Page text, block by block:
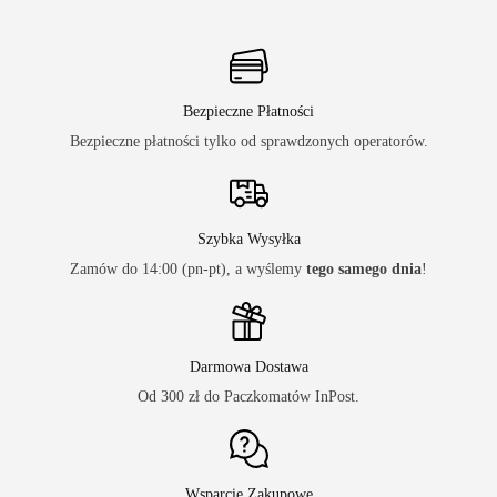
Bezpieczne Płatności
Bezpieczne płatności tylko od sprawdzonych operatorów.
Szybka Wysyłka
Zamów do 14:00 (pn-pt), a wyślemy tego samego dnia!
Darmowa Dostawa
Od 300 zł do Paczkomatów InPost.